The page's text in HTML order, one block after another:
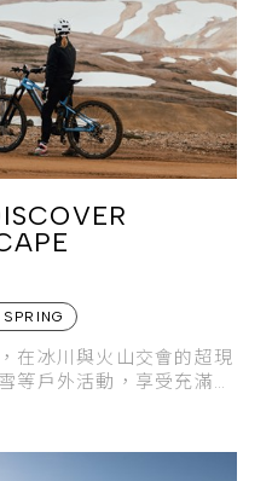
在冰川與火山交會的超現
等戶外活動，享受充滿冒